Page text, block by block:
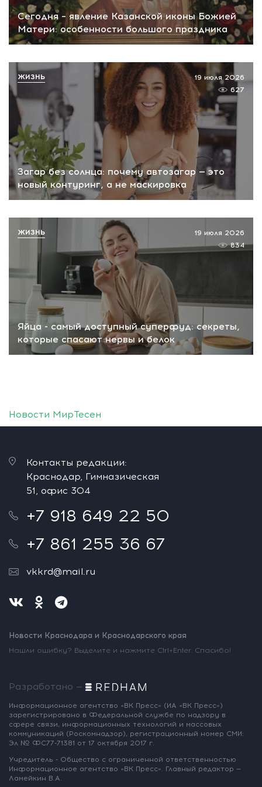
Сегодня – явление Казанской иконы Божией
Матери: особенности большого праздника
Загар без солнца: почему автозагар — это
новый контуринг, а не маскировка
19 июля 2026
627
ЖИЗНЬ
Яйца - самый доступный суперфуд: секреты,
которые спасают нервы и белок
19 июля 2026
834
ЖИЗНЬ
Новости МирТесен
Контакты редакции:
Краснодар, Гимназическая
51, офис 304
+7 918 649 22 50
+7 861 255 36 67
vkkrd@mail.ru
Новости Краснодара и Краснодарского края
Нашли ошибку? Выделите и нажмите Ctrl+Enter. Спасибо!
Разработано —
Информационное агентство «ВК Пресс» (ИА «ВК Пресс»)
зарегистрировано в Федеральной службе по надзору в
сфере связи, информационных технологий и массовых
коммуникаций (Роскомнадзор), регистрационный номер СМИ:
Эл № ФС77-71381 от 17 октября 2017 г.
Учредитель - Общество с ограниченной ответственностью
Информационное агентство «ВК Пресс». Главный редактор —
Ламейкин В.А.